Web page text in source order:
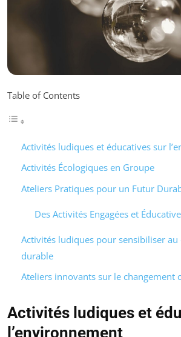
Table of Contents
Activités ludiques et éducatives sur
Activités Écologiques en Groupe
Ateliers Pratiques pour un Futur
Des Activités Engagées et
Activités ludiques pour sensibiliser
durable
Ateliers innovants sur le changement
Activités ludiques et
l’environnement